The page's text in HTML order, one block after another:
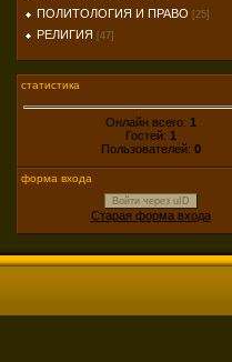
ПОЛИТОЛОГИЯ И ПРАВО [25]
РЕЛИГИЯ [47]
статистика
Онлайн всего: 1
Гостей: 1
Пользователей: 0
форма входа
Войти через uID
Старая форма входа